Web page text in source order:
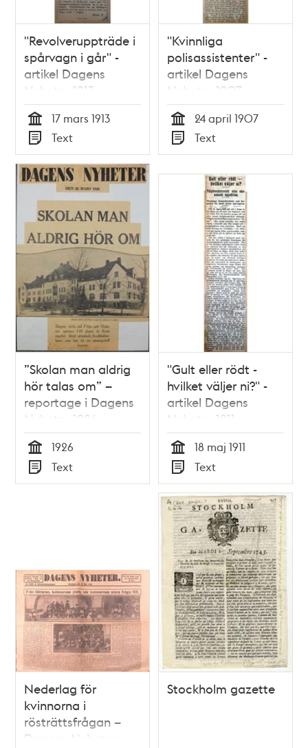
"Revolveruppträde i
spårvagn i går" -
artikel Dagens
Nyheter 1913
Tid
17 mars 1913
Typ
Text
"Kvinnliga
polisassistenter" -
artikel Dagens
Nyheter 1907
Tid
24 april 1907
Typ
Text
”Skolan man aldrig
hör talas om” –
reportage i Dagens
Nyheter 1926
Tid
1926
Typ
Text
"Gult eller rödt -
hvilket väljer ni?" -
artikel Dagens
Nyheter 1911
Tid
18 maj 1911
Typ
Text
Nederlag för
kvinnorna i
rösträttsfrågan –
Dagens Nyheter
Stockholm gazette